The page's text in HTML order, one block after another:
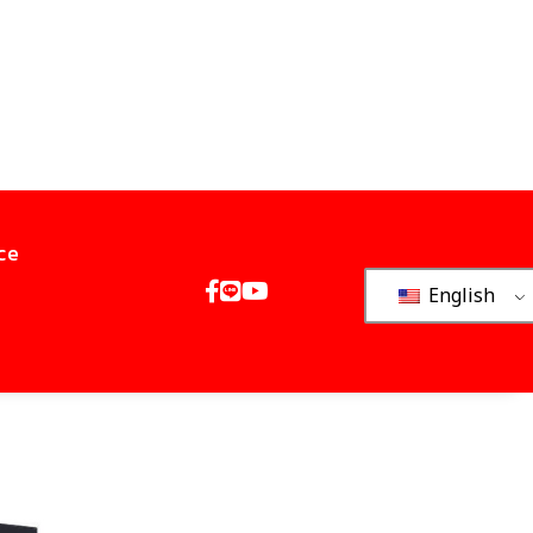
English